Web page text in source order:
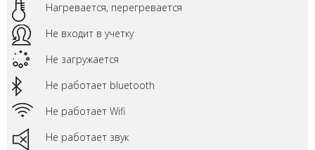
Нагревается, перегревается
Не входит в учетку
Не загружается
Не работает bluetooth
Не работает Wifi
Не работает звук